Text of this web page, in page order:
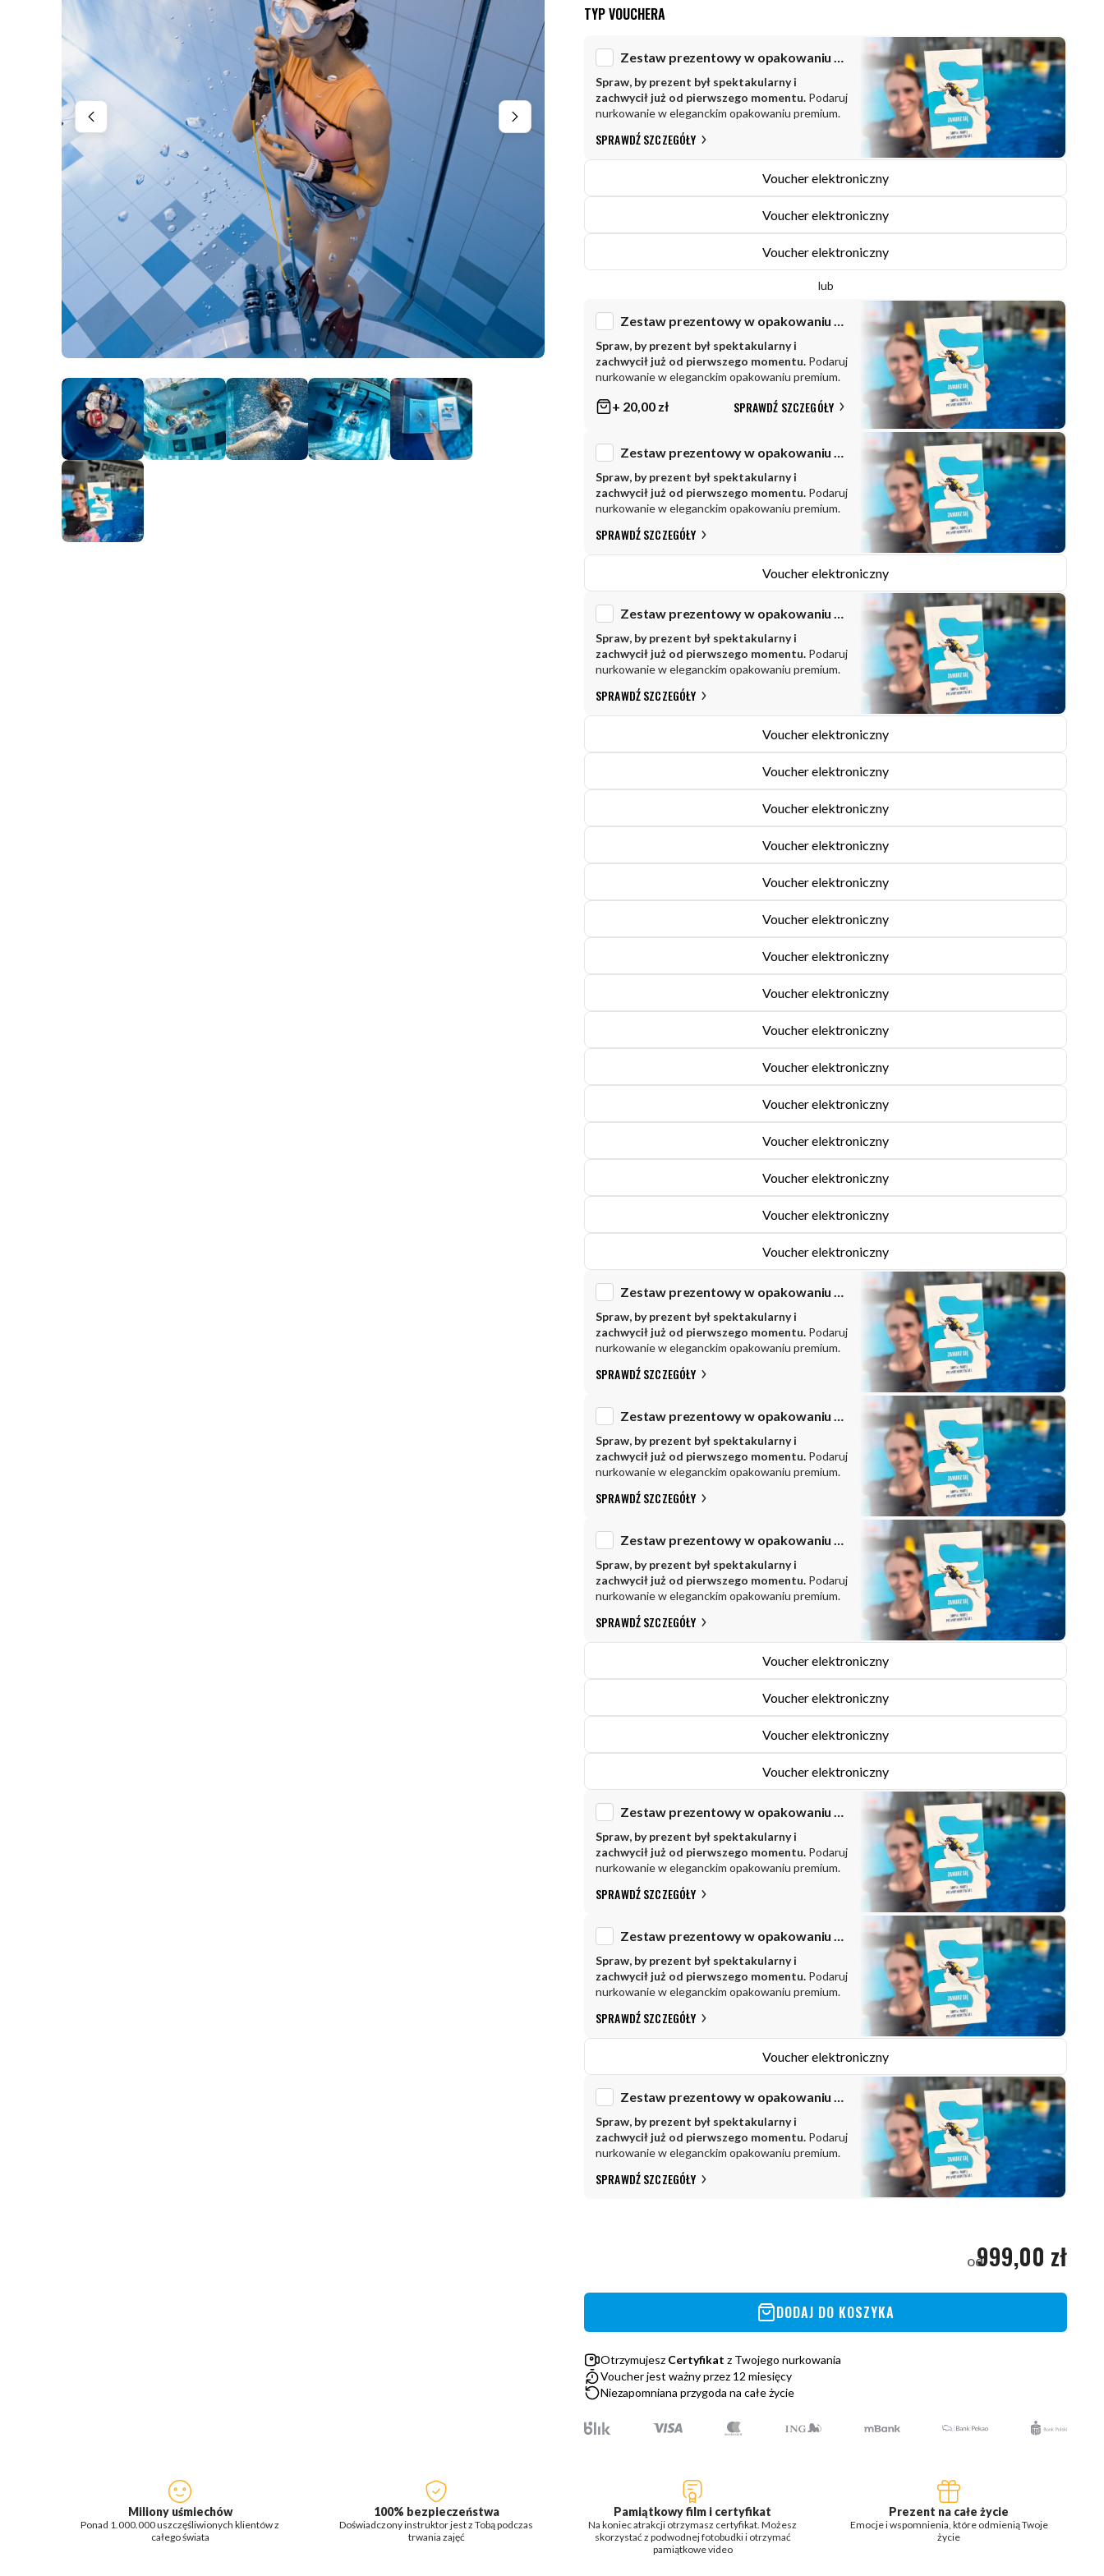
TYP VOUCHERA
Zestaw prezentowy w opakowaniu PREMIUM
Spraw, by prezent był spektakularny i
zachwycił już od pierwszego momentu. Podaruj
nurkowanie w eleganckim opakowaniu premium.
SPRAWDŹ SZCZEGÓŁY
Voucher elektroniczny
Voucher elektroniczny
Voucher elektroniczny
lub
Zestaw prezentowy w opakowaniu PREMIUM
Spraw, by prezent był spektakularny i
zachwycił już od pierwszego momentu. Podaruj
nurkowanie w eleganckim opakowaniu premium.
+ 20,00 zł SPRAWDŹ SZCZEGÓŁY
Zestaw prezentowy w opakowaniu PREMIUM
Spraw, by prezent był spektakularny i
zachwycił już od pierwszego momentu. Podaruj
nurkowanie w eleganckim opakowaniu premium.
SPRAWDŹ SZCZEGÓŁY
Voucher elektroniczny
Zestaw prezentowy w opakowaniu PREMIUM
Spraw, by prezent był spektakularny i
zachwycił już od pierwszego momentu. Podaruj
nurkowanie w eleganckim opakowaniu premium.
SPRAWDŹ SZCZEGÓŁY
Voucher elektroniczny
Voucher elektroniczny
Voucher elektroniczny
Voucher elektroniczny
Voucher elektroniczny
Voucher elektroniczny
Voucher elektroniczny
Voucher elektroniczny
Voucher elektroniczny
Voucher elektroniczny
Voucher elektroniczny
Voucher elektroniczny
Voucher elektroniczny
Voucher elektroniczny
Voucher elektroniczny
Zestaw prezentowy w opakowaniu PREMIUM
Spraw, by prezent był spektakularny i
zachwycił już od pierwszego momentu. Podaruj
nurkowanie w eleganckim opakowaniu premium.
SPRAWDŹ SZCZEGÓŁY
Zestaw prezentowy w opakowaniu PREMIUM
Spraw, by prezent był spektakularny i
zachwycił już od pierwszego momentu. Podaruj
nurkowanie w eleganckim opakowaniu premium.
SPRAWDŹ SZCZEGÓŁY
Zestaw prezentowy w opakowaniu PREMIUM
Spraw, by prezent był spektakularny i
zachwycił już od pierwszego momentu. Podaruj
nurkowanie w eleganckim opakowaniu premium.
SPRAWDŹ SZCZEGÓŁY
Voucher elektroniczny
Voucher elektroniczny
Voucher elektroniczny
Voucher elektroniczny
Zestaw prezentowy w opakowaniu PREMIUM
Spraw, by prezent był spektakularny i
zachwycił już od pierwszego momentu. Podaruj
nurkowanie w eleganckim opakowaniu premium.
SPRAWDŹ SZCZEGÓŁY
Zestaw prezentowy w opakowaniu PREMIUM
Spraw, by prezent był spektakularny i
zachwycił już od pierwszego momentu. Podaruj
nurkowanie w eleganckim opakowaniu premium.
SPRAWDŹ SZCZEGÓŁY
Voucher elektroniczny
Zestaw prezentowy w opakowaniu PREMIUM
Spraw, by prezent był spektakularny i
zachwycił już od pierwszego momentu. Podaruj
nurkowanie w eleganckim opakowaniu premium.
SPRAWDŹ SZCZEGÓŁY
od999,00 zł
DODAJ DO KOSZYKA
Otrzymujesz Certyfikat z Twojego nurkowania
Voucher jest ważny przez 12 miesięcy
Niezapomniana przygoda na całe życie
Miliony uśmiechów
Ponad 1.000.000 uszczęśliwionych klientów z
całego świata
100% bezpieczeństwa
Doświadczony instruktor jest z Tobą podczas
trwania zajęć
Pamiątkowy film i certyfikat
Na koniec atrakcji otrzymasz certyfikat. Możesz
skorzystać z podwodnej fotobudki i otrzymać
pamiątkowe video
Prezent na całe życie
Emocje i wspomnienia, które odmienią Twoje
życie